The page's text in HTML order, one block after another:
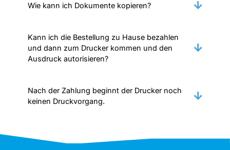
Wie kann ich Dokumente kopieren?
Kann ich die Bestellung zu Hause bezahlen
und dann zum Drucker kommen und den
Ausdruck autorisieren?
Nach der Zahlung beginnt der Drucker noch
keinen Druckvorgang.